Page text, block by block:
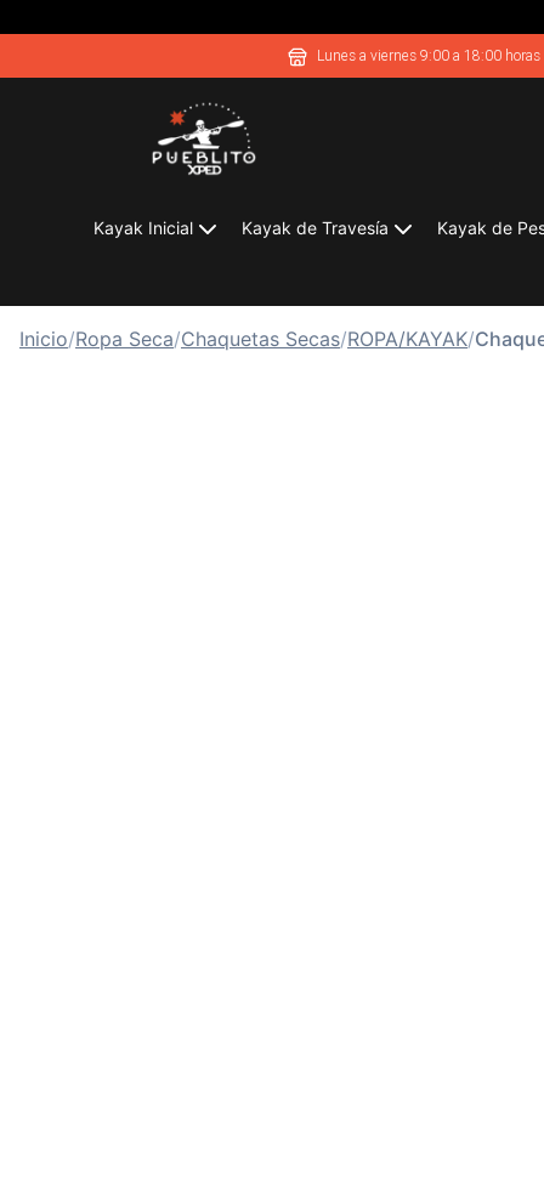
Lunes a viernes 9:00 a 18:00 horas
Kayak Inicial Kayak de Travesía Kayak de
Inicio/Ropa Seca/Chaquetas Secas/ROPA/KAYAK/